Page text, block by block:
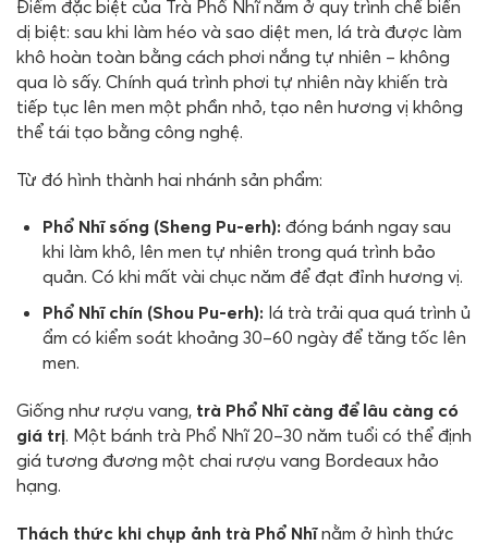
Điểm đặc biệt của Trà Phổ Nhĩ nằm ở quy trình chế biến
dị biệt: sau khi làm héo và sao diệt men, lá trà được làm
khô hoàn toàn bằng cách phơi nắng tự nhiên – không
qua lò sấy. Chính quá trình phơi tự nhiên này khiến trà
tiếp tục lên men một phần nhỏ, tạo nên hương vị không
thể tái tạo bằng công nghệ.
Từ đó hình thành hai nhánh sản phẩm:
Phổ Nhĩ sống (Sheng Pu-erh): đóng bánh ngay sau
khi làm khô, lên men tự nhiên trong quá trình bảo
quản. Có khi mất vài chục năm để đạt đỉnh hương vị.
Phổ Nhĩ chín (Shou Pu-erh): lá trà trải qua quá trình ủ
ẩm có kiểm soát khoảng 30–60 ngày để tăng tốc lên
men.
Giống như rượu vang, trà Phổ Nhĩ càng để lâu càng có
giá trị. Một bánh trà Phổ Nhĩ 20–30 năm tuổi có thể định
giá tương đương một chai rượu vang Bordeaux hảo
hạng.
Thách thức khi chụp ảnh trà Phổ Nhĩnằm ở hình thức